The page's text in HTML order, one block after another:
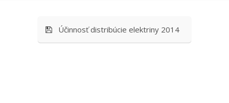
Účinnosť distribúcie elektriny 2014